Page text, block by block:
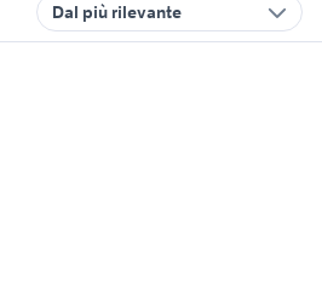
Dal più rilevante